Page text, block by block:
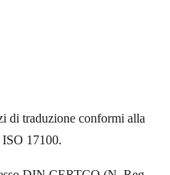
di traduzione conformi alla
17100.